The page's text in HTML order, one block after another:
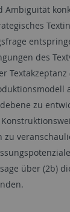
Ambiguität
des
Textakzeptanz
zu
zu
über (2b)